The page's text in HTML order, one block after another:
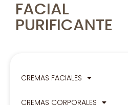
FACIAL
PURIFICANTE
CREMAS FACIALES
CREMAS CORPORALES